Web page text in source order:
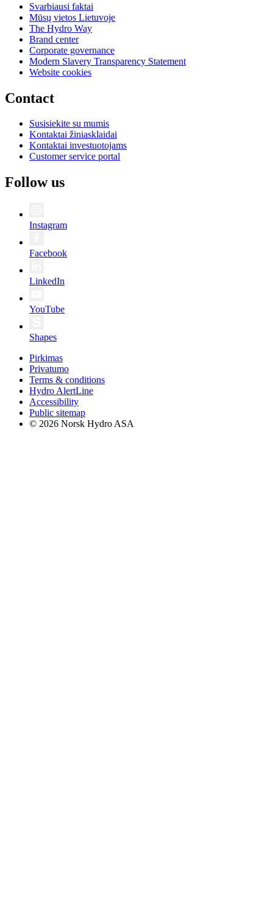
Svarbiausi faktai
Mūsų vietos Lietuvoje
The Hydro Way
Brand center
Corporate governance
Modern Slavery Transparency Statement
Website cookies
Contact
Susisiekite su mumis
Kontaktai žiniasklaidai
Kontaktai investuotojams
Customer service portal
Follow us
Instagram
Facebook
LinkedIn
YouTube
Shapes
Pirkimas
Privatumo
Terms & conditions
Hydro AlertLine
Accessibility
Public sitemap
© 2026 Norsk Hydro ASA